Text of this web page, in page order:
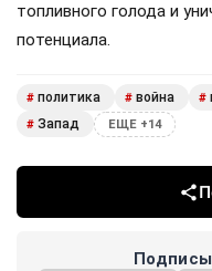
топливного голода и
потенциала.
# политика # война #
# Запад ЕЩЕ +14